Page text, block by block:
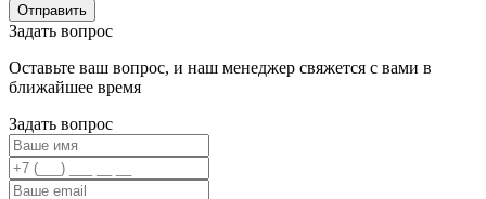
Задать вопрос
Оставьте ваш вопрос, и наш менеджер свяжется с вами в
ближайшее время
Задать вопрос